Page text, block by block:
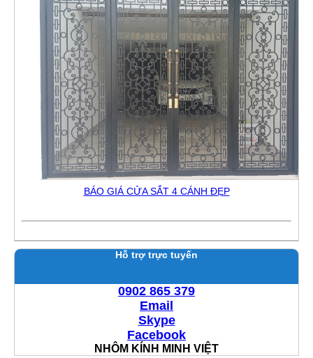
BÁO GIÁ CỬA SẮT 4 CÁNH ĐẸP
Hỗ trợ trực tuyến
0902 865 379
Email
Skype
Facebook
NHÔM KÍNH MINH VIỆT